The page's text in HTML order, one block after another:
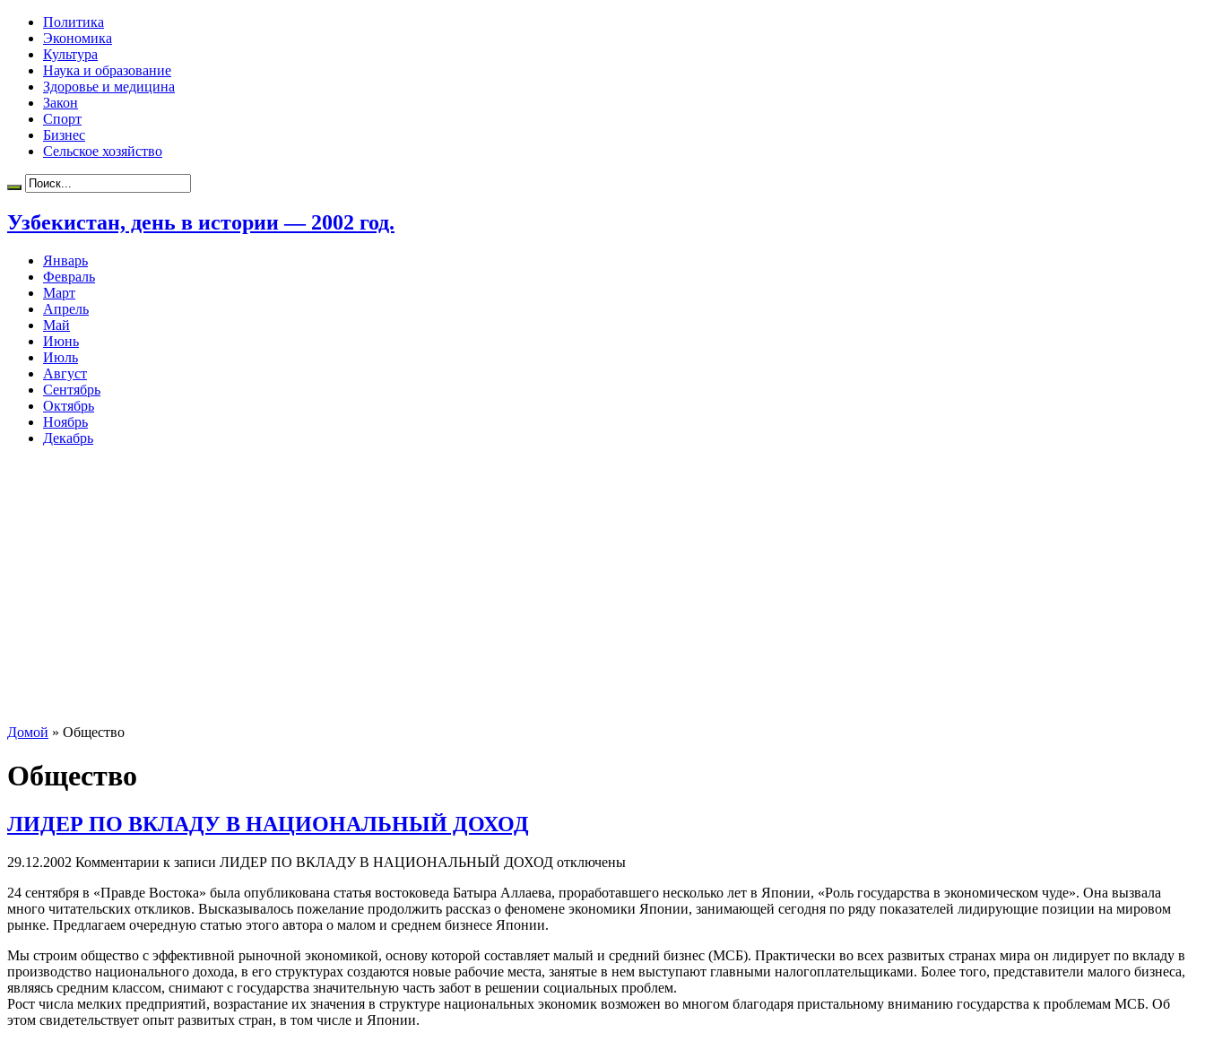
Политика
Экономика
Культура
Наука и образование
Здоровье и медицина
Закон
Спорт
Бизнес
Сельское хозяйство
Узбекистан, день в истории — 2002 год.
Январь
Февраль
Март
Апрель
Май
Июнь
Июль
Август
Сентябрь
Октябрь
Ноябрь
Декабрь
Домой » Общество
Общество
ЛИДЕР ПО ВКЛАДУ В НАЦИОНАЛЬНЫЙ ДОХОД
29.12.2002 Комментарии к записи ЛИДЕР ПО ВКЛАДУ В НАЦИОНАЛЬНЫЙ ДОХОД отключены
24 сентября в «Правде Востока» была опубликована статья востоковеда Батыра Аллаева, проработавшего несколько лет в Японии, «Роль государства в экономическом чуде». Она вызвала
много читательских откликов. Высказывалось пожелание продолжить рассказ о феномене экономики Японии, занимающей сегодня по ряду показателей лидирующие позиции на мировом
рынке. Предлагаем очередную статью этого автора о малом и среднем бизнесе Японии.
Мы строим общество с эффективной рыночной экономикой, основу которой составляет малый и средний бизнес (МСБ). Практически во всех развитых странах мира он лидирует по вкладу в
производство национального дохода, в его структурах создаются новые рабочие места, занятые в нем выступают главными налогоплательщиками. Более того, представители малого бизнеса,
являясь средним классом, снимают с государства значительную часть забот в решении социальных проблем.
Рост числа мелких предприятий, возрастание их значения в структуре национальных экономик возможен во многом благодаря пристальному вниманию государства к проблемам МСБ. Об
этом свидетельствует опыт развитых стран, в том числе и Японии.